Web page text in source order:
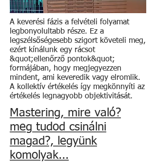
A keverési fázis a felvételi folyamat
legbonyolultabb része. Ez a
legszélsőségesebb szigort követeli meg,
ezért kínálunk egy rácsot
&quot;ellenőrző pontok&quot;
formájában, hogy megjegyezzen
mindent, ami keveredik vagy elromlik.
A kollektív értékelés így megkönnyíti az
értékelés legnagyobb objektivitását.
Mastering, mire való?
meg tudod csinálni
magad?, legyünk
komolyak...